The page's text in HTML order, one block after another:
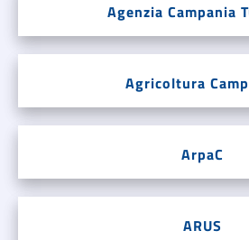
Agenzia Campania
Agricoltura
ArpaC
ARUS